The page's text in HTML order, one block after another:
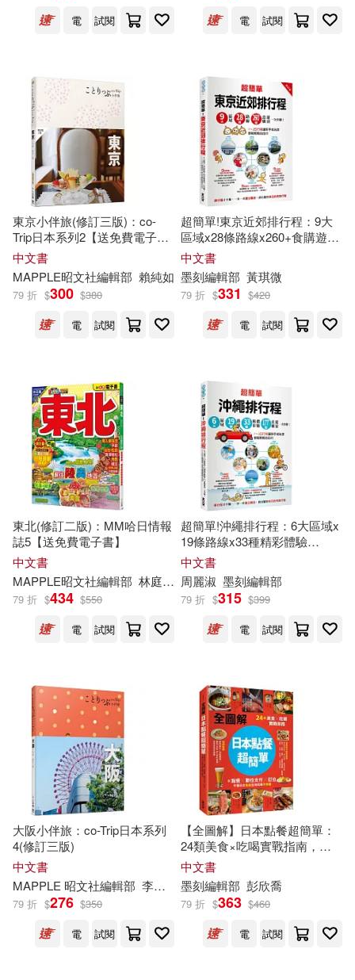
地味手帖編輯部(27)
實業之日本社海外版編輯部(27)
莫理士‧盧布朗(27)
TYPE-MOON(26)
《La Vie》編輯部(26)
《手繪中國》編輯部(26)
原點編輯部(26)
好吃編輯部(26)
昂秀英語編輯部 編錄(26)
漫畫編輯部(26)
コンプエース編輯部(25)
住展編輯部(25)
東立編輯部(25)
益群書店編輯部(25)
角川編輯部(25)
上河文化編輯部(24)
實業之日本社(24)
繪虹企業(26) 臺灣商務(26)
上海書畫出版社(25)
上海辭書出版社(25)
中國和平出版社(25)
中國青年出版社(25)
現代出版社(25)
租售報導(25) 遠東圖書(25)
鼎文(25) 上河文化(24)
台灣廣廈(24) 天下雜誌(24)
山東畫報出版社(24) 橄欖(24)
浙江人民美術出版社(24)
社會科學文獻出版社(24)
龍門書局(24)
上海書店出版社(23)
人民教育出版社(23)
光明日報出版社(23) 原點(23)
電
試閱
電
試閱
東京小伴旅(修訂三版)：co-
Trip日本系列2【送免費電子
書】
中文書
MAPPLE昭文社編輯部 賴純如
79 折 $300 $380
電
試閱
超簡單!東京近郊排行程：9大
區域x28條路線x260+食購遊宿
一次串聯!1~2日行程讓新手或
玩家都能輕鬆自由行
中文書
墨刻編輯部 黃琪微
79 折 $331 $420
電
試閱
東北(修訂二版)：MM哈日情報
誌5【送免費電子書】
中文書
MAPPLE昭文社編輯部 林庭安 林琬清
79 折 $434 $550
電
試閱
超簡單!沖繩排行程：6大區域x
19條路線x33種精彩體驗
x177+食購遊宿一次串聯!1~3
日行程讓新手或玩家都能輕鬆
自由行
中文書
周麗淑 墨刻編輯部
79 折 $315 $399
電
試閱
大阪小伴旅：co-Trip日本系列
4(修訂三版)
中文書
MAPPLE 昭文社編輯部 李詩涵
79 折 $276 $350
電
試閱
【全圖解】日本點餐超簡單：
24類美食×吃喝實戰指南，從
點餐、數位支付、訂位，不懂
日文也能在地吃喝不踩雷
中文書
墨刻編輯部 彭欣喬
79 折 $363 $460
電
試閱